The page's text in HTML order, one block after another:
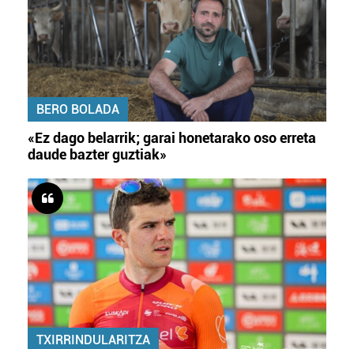
BERO BOLADA
«Ez dago belarrik; garai honetarako oso erreta
daude bazter guztiak»
TXIRRINDULARITZA